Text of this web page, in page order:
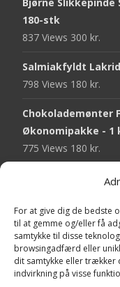
For at give dig de bedste
til at gemme og/eller få
samtykke til disse
browsingadfærd eller
dit samtykke eller trækker
indvirkning på visse
180-stk
837 Views 300 kr.
Salmiakfyldt
798 Views 180 kr.
Chokolademønter
Økonomipakke - 1
775 Views 180 kr.
Malaco Stjerner
Pringles Hot &
751 Views40 kr.
Fini Krudttønder